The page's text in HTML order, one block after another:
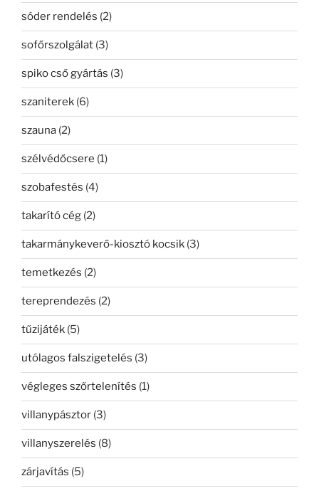
sóder rendelés (2)
sofőrszolgálat (3)
spiko cső gyártás (3)
szaniterek (6)
szauna (2)
szélvédőcsere (1)
szobafestés (4)
takarító cég (2)
takarmánykeverő-kiosztó kocsik (3)
temetkezés (2)
tereprendezés (2)
tűzijáték (5)
utólagos falszigetelés (3)
végleges szőrtelenítés (1)
villanypásztor (3)
villanyszerelés (8)
zárjavítás (5)